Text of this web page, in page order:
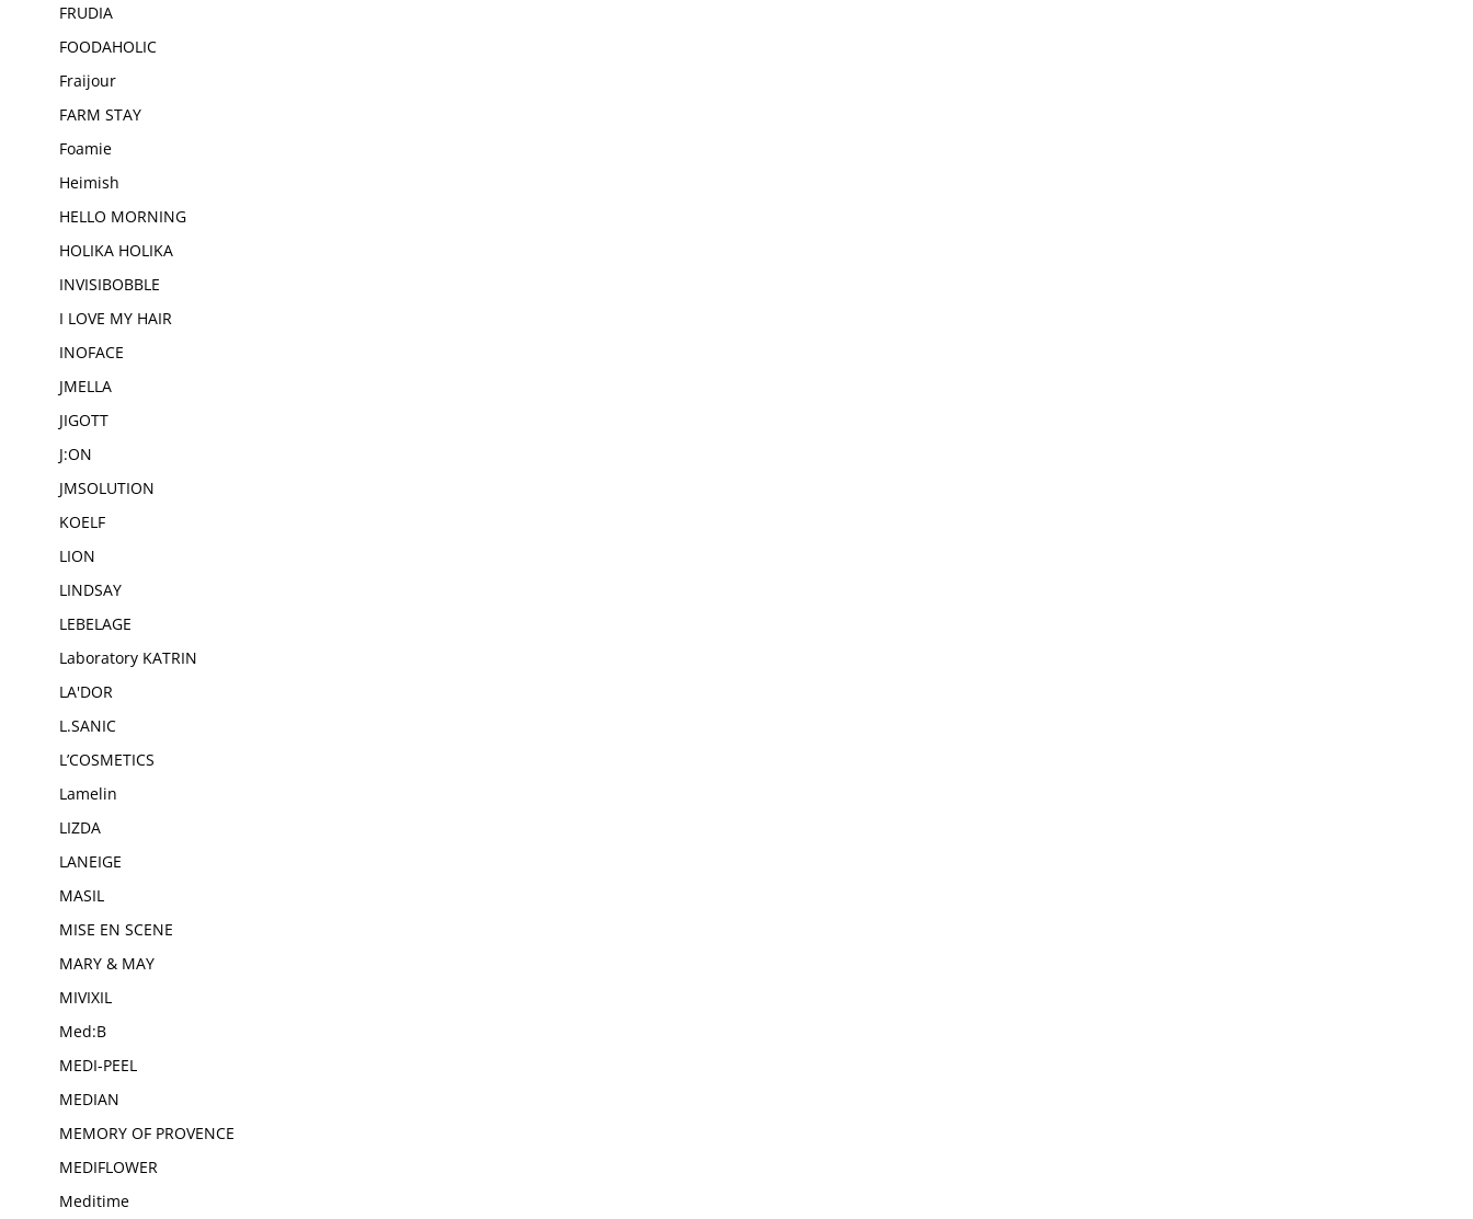
FRUDIA
FOODAHOLIC
Fraijour
FARM STAY
Foamie
Heimish
HELLO MORNING
HOLIKA HOLIKA
INVISIBOBBLE
I LOVE MY HAIR
INOFACE
JMELLA
JIGOTT
J:ON
JMSOLUTION
KOELF
LION
LINDSAY
LEBELAGE
Laboratory KATRIN
LA'DOR
L.SANIC
L’COSMETICS
Lamelin
LIZDA
LANEIGE
MASIL
MISE EN SCENE
MARY & MAY
MIVIXIL
Med:B
MEDI-PEEL
MEDIAN
MEMORY OF PROVENCE
MEDIFLOWER
Meditime